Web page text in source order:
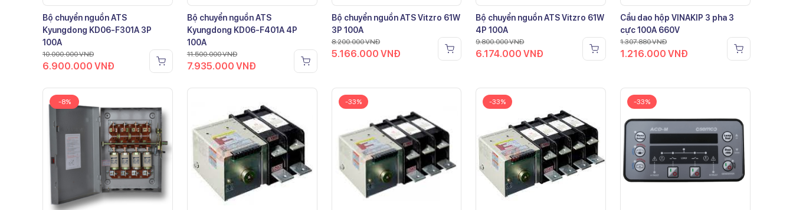
Bộ chuyển nguồn ATS
Kyungdong KD06-F301A 3P
100A
10.000.000VNĐ
6.900.000 VNĐ
Bộ chuyển nguồn ATS
Kyungdong KD06-F401A 4P
100A
11.500.000VNĐ
7.935.000 VNĐ
Bộ chuyển nguồn ATS Vitzro 61W
3P 100A
8.200.000VNĐ
5.166.000 VNĐ
Bộ chuyển nguồn ATS Vitzro 61W
4P 100A
9.800.000VNĐ
6.174.000VNĐ
Cầu dao hộp VINAKIP 3 pha 3
cực 100A 660V
1.307.880VNĐ
1.216.000VNĐ
-8% -33% -33% -33%